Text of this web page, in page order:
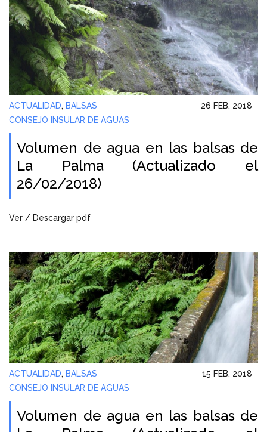
ACTUALIDAD, BALSAS
26 FEB, 2018
CONSEJO INSULAR DE AGUAS
Volumen de agua en las balsas de
La Palma (Actualizado el
26/02/2018)
Ver / Descargar pdf
ACTUALIDAD, BALSAS
15 FEB, 2018
CONSEJO INSULAR DE AGUAS
Volumen de agua en las balsas de